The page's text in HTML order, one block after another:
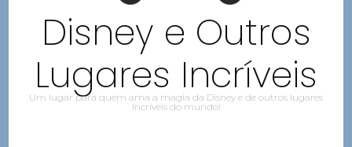
Disney e Outros
Lugares Incríveis
Um lugar para quem ama a magia da Disney e de outros lugares
Incríveis do mundo!